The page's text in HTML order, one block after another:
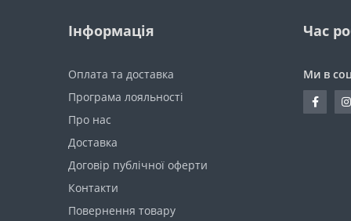
Інформація
Оплата та доставка
Програма лояльності
Про нас
Доставка
Договір публічної оферти
Контакти
Повернення товару
Час
Ми в